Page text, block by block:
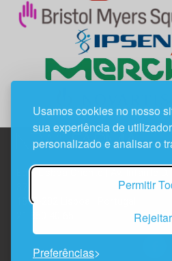
Usamos cookies no nosso
sua experiência de
personalizado e analisar o
Permitir
Rejeitar
Preferências
Edif. Lisboa Oriente | Av. Infante
1800-282 Lisboa | Portugal